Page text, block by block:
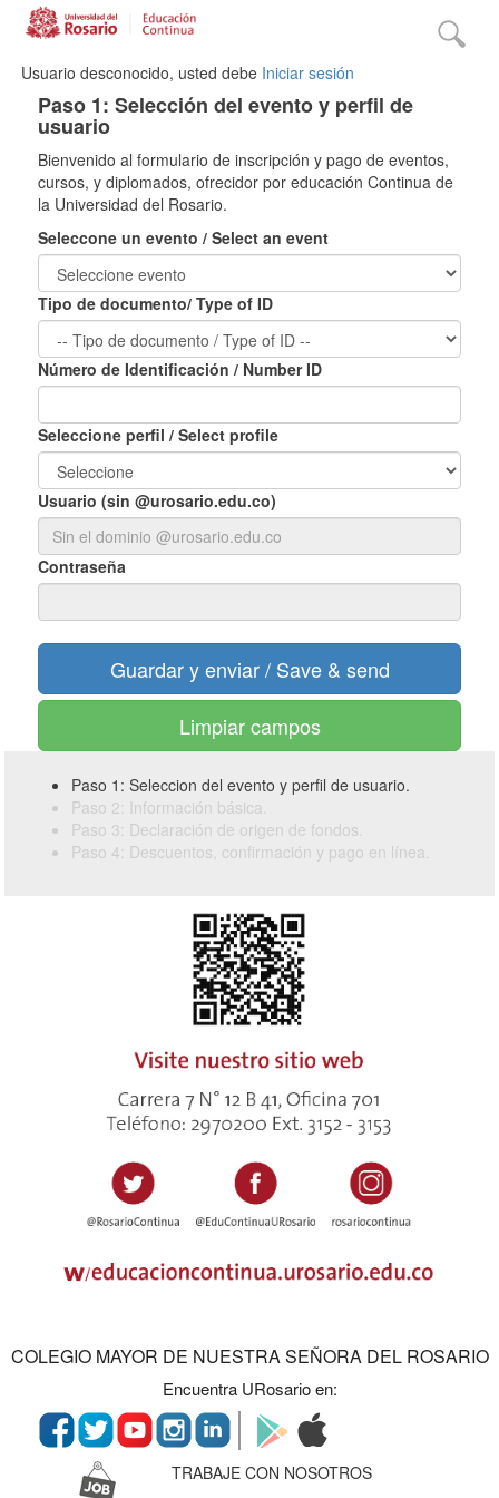
Usuario desconocido, usted debe Iniciar sesión
Paso 1: Selección del evento y perfil de
usuario
Bienvenido al formulario de inscripción y pago de eventos,
cursos, y diplomados, ofrecidor por educación Continua de
la Universidad del Rosario.
Seleccone un evento / Select an event
Tipo de documento/ Type of ID
Número de Identificación / Number ID
Seleccione perfil / Select profile
Usuario (sin @urosario.edu.co)
Contraseña
Limpiar campos
Paso 1: Seleccion del evento y perfil de usuario.
Paso 2: Información básica.
Paso 3: Declaración de origen de fondos.
Paso 4: Descuentos, confirmación y pago en línea.
COLEGIO MAYOR DE NUESTRA SEÑORA DEL ROSARIO
Encuentra URosario en:
TRABAJE CON NOSOTROS